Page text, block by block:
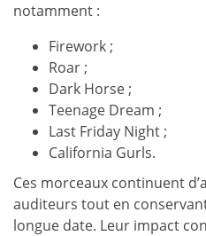
notamment :
Firework ;
Roar ;
Dark Horse ;
Teenage Dream ;
Last Friday Night ;
California Gurls.
Ces morceaux continuent
auditeurs tout en
longue date. Leur impact